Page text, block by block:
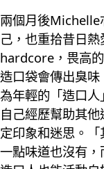
兩個月後Michelle
己，也重拾昔日
hardcore，畏高
造口袋會傳出臭
為年輕的「造口
自己經歷幫助其
定印象和迷思。「
一點味道也沒有